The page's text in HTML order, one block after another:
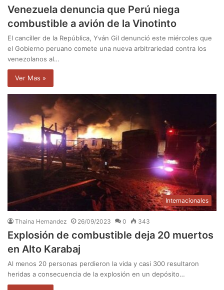
Venezuela denuncia que Perú niega
combustible a avión de la Vinotinto
El canciller de la República, Yván Gil denunció este miércoles que
el Gobierno peruano comete una nueva arbitrariedad contra los
venezolanos al…
Ver Mas »
Internacionales
Thaina Hernandez 26/09/2023 0 343
Explosión de combustible deja 20 muertos
en Alto Karabaj
Al menos 20 personas perdieron la vida y casi 300 resultaron
heridas a consecuencia de la explosión en un depósito…